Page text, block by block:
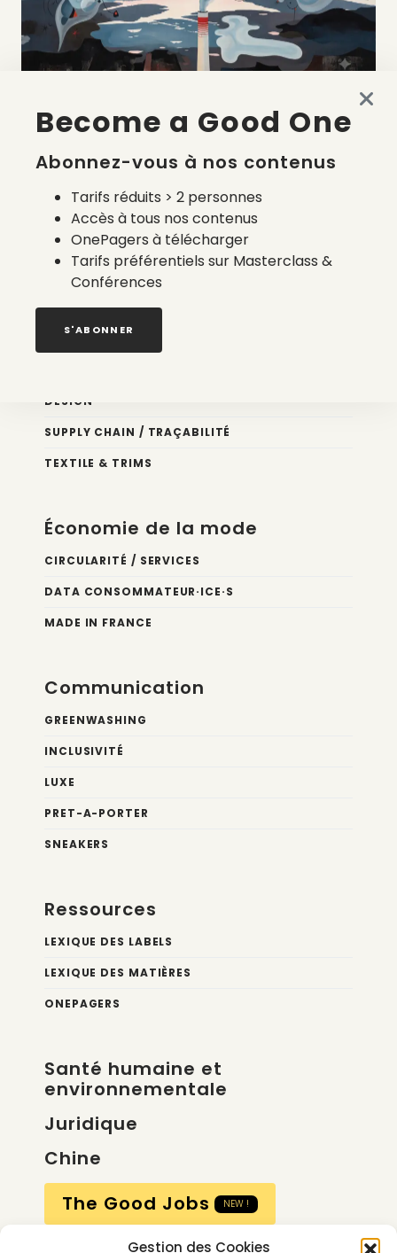
Gestion des Cookies
La liste des prestataires du bilan carbone d’une marque
de mode
2 août 2026
DESIGN
SUPPLY CHAIN / TRAÇABILITÉ
TEXTILE & TRIMS
Économie de la mode
CIRCULARITÉ / SERVICES
DATA CONSOMMATEUR·ICE·S
MADE IN FRANCE
Communication
GREENWASHING
INCLUSIVITÉ
LUXE
PRET-A-PORTER
SNEAKERS
Ressources
LEXIQUE DES LABELS
LEXIQUE DES MATIÈRES
ONEPAGERS
Santé humaine et
environnementale
Juridique
Chine
The Good Jobs
NEW !
Become a Good One
Abonnez-vous à nos contenus
Tarifs réduits > 2 personnes
Accès à tous nos contenus
OnePagers à télécharger
Tarifs préférentiels sur Masterclass &
Conférences
S'ABONNER